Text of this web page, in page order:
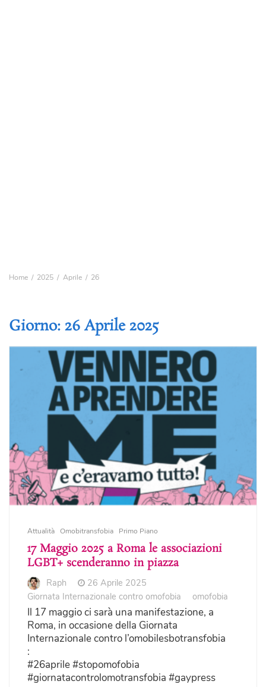
Home 2025 Aprile 26
Giorno: 26 Aprile 2025
Attualità Omobitransfobia Primo Piano
17 Maggio 2025 a Roma le associazioni
LGBT+ scenderanno in piazza
Raph
26 Aprile 2025
Giornata Internazionale contro omofobia
omofobia
Il 17 maggio ci sarà una manifestazione, a
Roma, in occasione della Giornata
Internazionale contro l’omobilesbotransfobia
:
#26aprile #stopomofobia
#giornatacontrolomotransfobia #gaypress